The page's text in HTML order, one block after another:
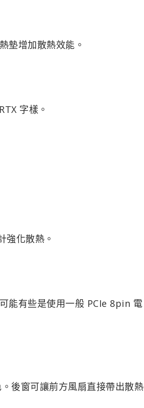
墊增加散熱效能。
字樣。
強化散熱。
能有些是使用一般 PCIe 8pin 電
後窗可讓前方風扇直接帶出散熱